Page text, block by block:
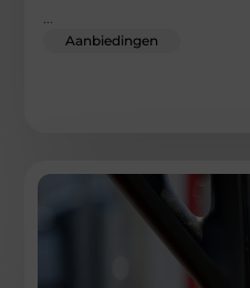
Aanbiedingen